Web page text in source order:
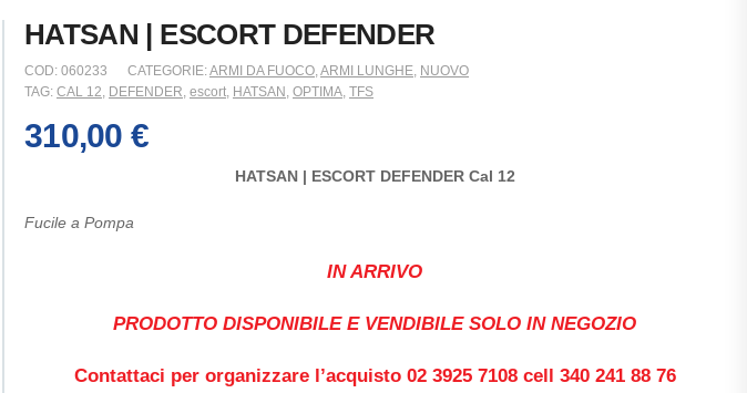
HATSAN | ESCORT DEFENDER
COD: 060233 CATEGORIE:ARMI DA FUOCO ARMI LUNGHE NUOVO
TAG: CAL 12 DEFENDER escort HATSAN OPTIMA TFS
310,00 €
HATSAN | ESCORT DEFENDER Cal 12
Fucile a Pompa
IN ARRIVO
PRODOTTO DISPONIBILE E VENDIBILE SOLO IN NEGOZIO
Contattaci per organizzare l’acquisto 02 3925 7108 cell 340 241 88 76